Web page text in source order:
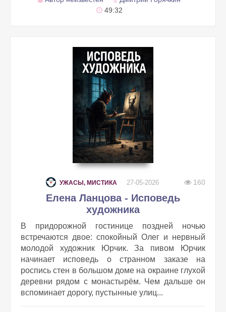
49:32
УЖАСЫ, МИСТИКА 27-05-2026 160
Елена Ланцова - Исповедь
художника
В придорожной гостинице поздней ночью
встречаются двое: спокойный Олег и нервный
молодой художник Юрчик. За пивом Юрчик
начинает исповедь о странном заказе на
роспись стен в большом доме на окраине глухой
деревни рядом с монастырём. Чем дальше он
вспоминает дорогу, пустынные улиц...